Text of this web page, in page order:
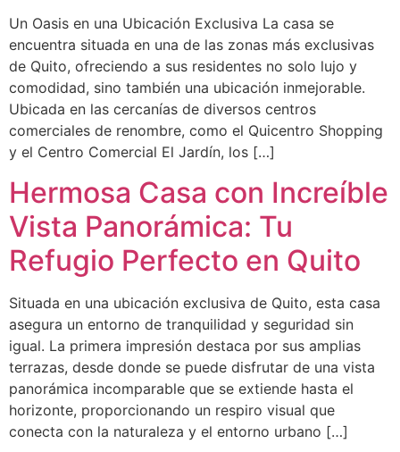
Un Oasis en una Ubicación Exclusiva La casa se
encuentra situada en una de las zonas más exclusivas
de Quito, ofreciendo a sus residentes no solo lujo y
comodidad, sino también una ubicación inmejorable.
Ubicada en las cercanías de diversos centros
comerciales de renombre, como el Quicentro Shopping
y el Centro Comercial El Jardín, los […]
Hermosa Casa con Increíble
Vista Panorámica: Tu
Refugio Perfecto en Quito
Situada en una ubicación exclusiva de Quito, esta casa
asegura un entorno de tranquilidad y seguridad sin
igual. La primera impresión destaca por sus amplias
terrazas, desde donde se puede disfrutar de una vista
panorámica incomparable que se extiende hasta el
horizonte, proporcionando un respiro visual que
conecta con la naturaleza y el entorno urbano […]